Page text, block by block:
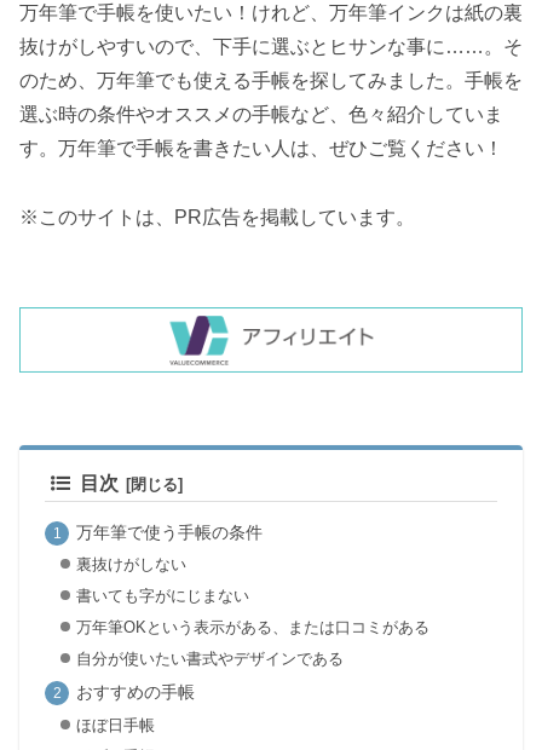
万年筆で手帳を使いたい！けれど、万年筆インクは紙の裏
抜けがしやすいので、下手に選ぶとヒサンな事に……。そ
のため、万年筆でも使える手帳を探してみました。手帳を
選ぶ時の条件やオススメの手帳など、色々紹介していま
す。万年筆で手帳を書きたい人は、ぜひご覧ください！
※このサイトは、PR広告を掲載しています。
目次
万年筆で使う手帳の条件
裏抜けがしない
書いても字がにじまない
万年筆OKという表示がある、または口コミがある
自分が使いたい書式やデザインである
おすすめの手帳
ほぼ日手帳